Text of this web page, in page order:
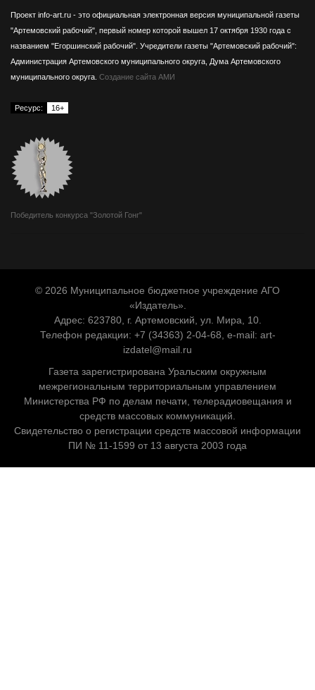
Проект info-art.ru - это официальная электронная версия муниципальной газеты
"Артемовский рабочий", первый номер которой вышел 17 октября 1930 года с
названием "Егоршинский рабочий". Учредители газеты "Артемовский рабочий":
Администрация Артемовского муниципального округа, Дума Артемовского
муниципального округа. Создание сайта АМИ
Ресурс: 16+
Победитель конкурса "Золотой Гонг"
© 2026 Муниципальное бюджетное учреждение АГО
«Издатель».
Адрес: 623780, г. Артемовский, ул. Мира, 10.
Телефон редакции: +7 (34363) 2-04-68, e-mail: art-
izdatel@mail.ru
Газета зарегистрирована Уральским окружным
межрегиональным территориальным управлением
Министерства РФ по делам печати, телерадиовещания и
средств массовых коммуникаций.
Свидетельство о регистрации средств массовой информации
ПИ № 11-1599 от 13 августа 2003 года